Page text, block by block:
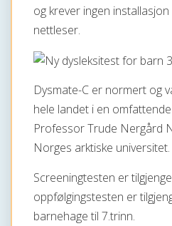
og krever ingen
nettleser.
Dysmate-C er normert og
hele landet i en
Professor Trude Nergård
Norges arktiske universitet.
Screeningtesten er
oppfølgingstesten er
barnehage til 7.trinn.